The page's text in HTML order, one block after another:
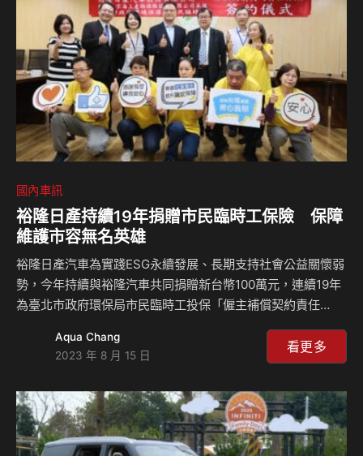
的前身1956年 FLH，讓經典再現，重溫美式情懷。本次特映
會邀請了眾多汽車機車媒體、台灣哈雷經銷商，以及哈雷車…
國內車訊
裕隆日產持續19年捐贈市民臨時工保險 保障
維護市容無名英雄
裕隆日產汽車為實踐ESG永續發展、長期支持社會公益關懷弱
勢，今年持續與裕隆汽車共同捐贈新台幣100萬元，連續19年
為臺北市政府環保局市民臨時工投保「僱主補償契約責任
由台北市環保局吳盛忠局長代表受贈，透過這份關懷與心意，
讓辛勤維護市容整潔的市民臨時工擁有多一重安心保障，在不
擔。 裕隆日產於2003年10月成立，自2004年起長期與裕隆
汽車共同捐贈臺北市政府，助其充實環保局市民臨時工「僱主
補償契約責任險」保險費，以實際行動實踐ESG永續發展，累
Aqua Chang
2023 年 8 月 15 日
看更多